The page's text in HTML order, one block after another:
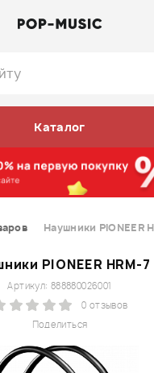
Каталог
Наушники PIONEER
PIONEER HRM-7
Поделиться
Артикул: 888880026001
0 отзывов